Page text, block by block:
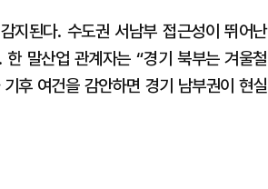
지된다. 수도권 서남부 접근성이 뛰어난
말산업 관계자는 “경기 북부는 겨울철
후 여건을 감안하면 경기 남부권이 현실